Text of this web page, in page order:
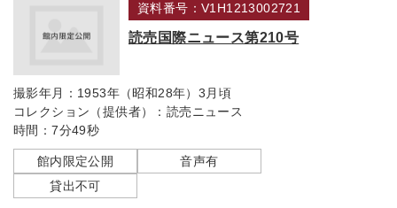
資料番号：V1H1213002721
読売国際ニュース第210号
撮影年月： 1953年（昭和28年）3月頃
コレクション（提供者）： 読売ニュース
時間：7分49秒
館内限定公開
音声有
貸出不可